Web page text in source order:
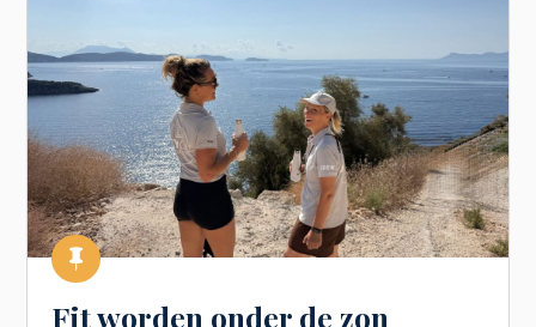

Fit worden onder de zon